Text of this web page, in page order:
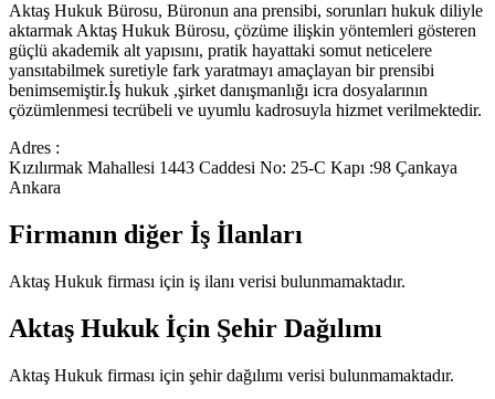
Aktaş Hukuk Bürosu, Büronun ana prensibi, sorunları hukuk diliyle
aktarmak Aktaş Hukuk Bürosu, çözüme ilişkin yöntemleri gösteren
güçlü akademik alt yapısını, pratik hayattaki somut neticelere
yansıtabilmek suretiyle fark yaratmayı amaçlayan bir prensibi
benimsemiştir.İş hukuk ,şirket danışmanlığı icra dosyalarının
çözümlenmesi tecrübeli ve uyumlu kadrosuyla hizmet verilmektedir.
Adres :
Kızılırmak Mahallesi 1443 Caddesi No: 25-C Kapı :98 Çankaya
Ankara
Firmanın diğer İş İlanları
Aktaş Hukuk firması için iş ilanı verisi bulunmamaktadır.
Aktaş Hukuk İçin Şehir Dağılımı
Aktaş Hukuk firması için şehir dağılımı verisi bulunmamaktadır.